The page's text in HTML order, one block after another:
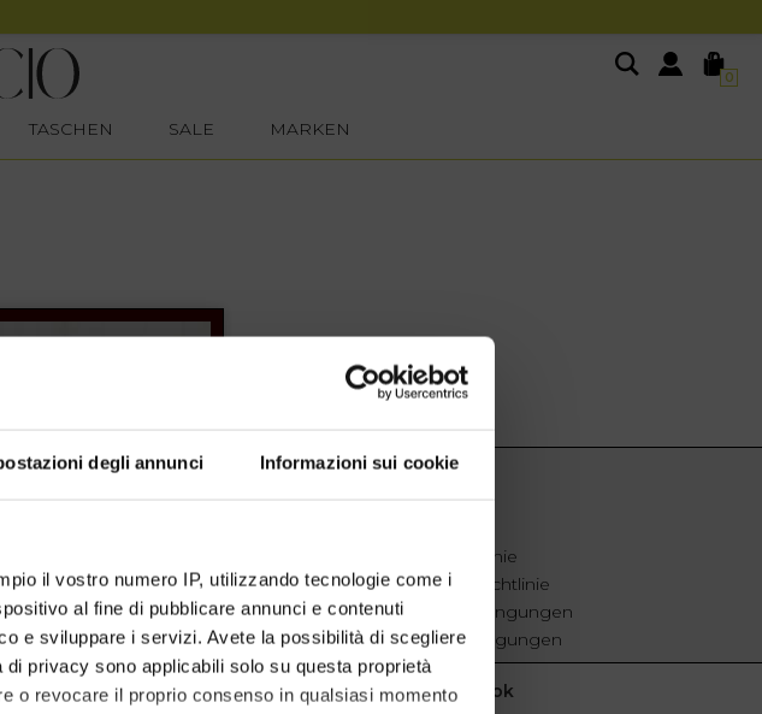
degli annunci Informazioni sui cookie
il vostro numero IP, utilizzando tecnologie come i
al fine di pubblicare annunci e contenuti
e sviluppare i servizi. Avete la possibilità di scegliere
privacy sono applicabili solo su questa proprietà
o revocare il proprio consenso in qualsiasi momento
0
TASCHEN SALE MARKEN
Cookie-Richtlinie
Datenschutzrichtlinie
Geschäftsbedingungen
Verkaufsbedingungen
Instagram Facebook